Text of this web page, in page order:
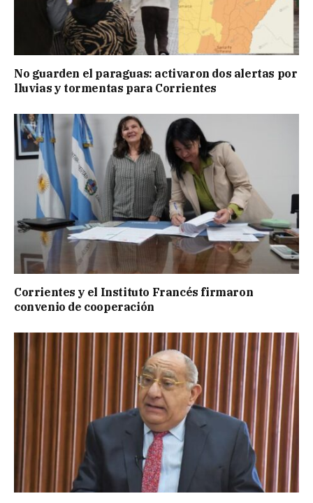
No guarden el paraguas: activaron dos alertas por
lluvias y tormentas para Corrientes
Corrientes y el Instituto Francés firmaron
convenio de cooperación